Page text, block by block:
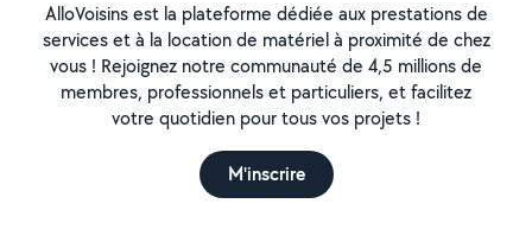
AlloVoisins est la plateforme dédiée aux prestations de
services et à la location de matériel à proximité de chez
vous ! Rejoignez notre communauté de 4,5 millions de
membres, professionnels et particuliers, et facilitez
votre quotidien pour tous vos projets !
M'inscrire